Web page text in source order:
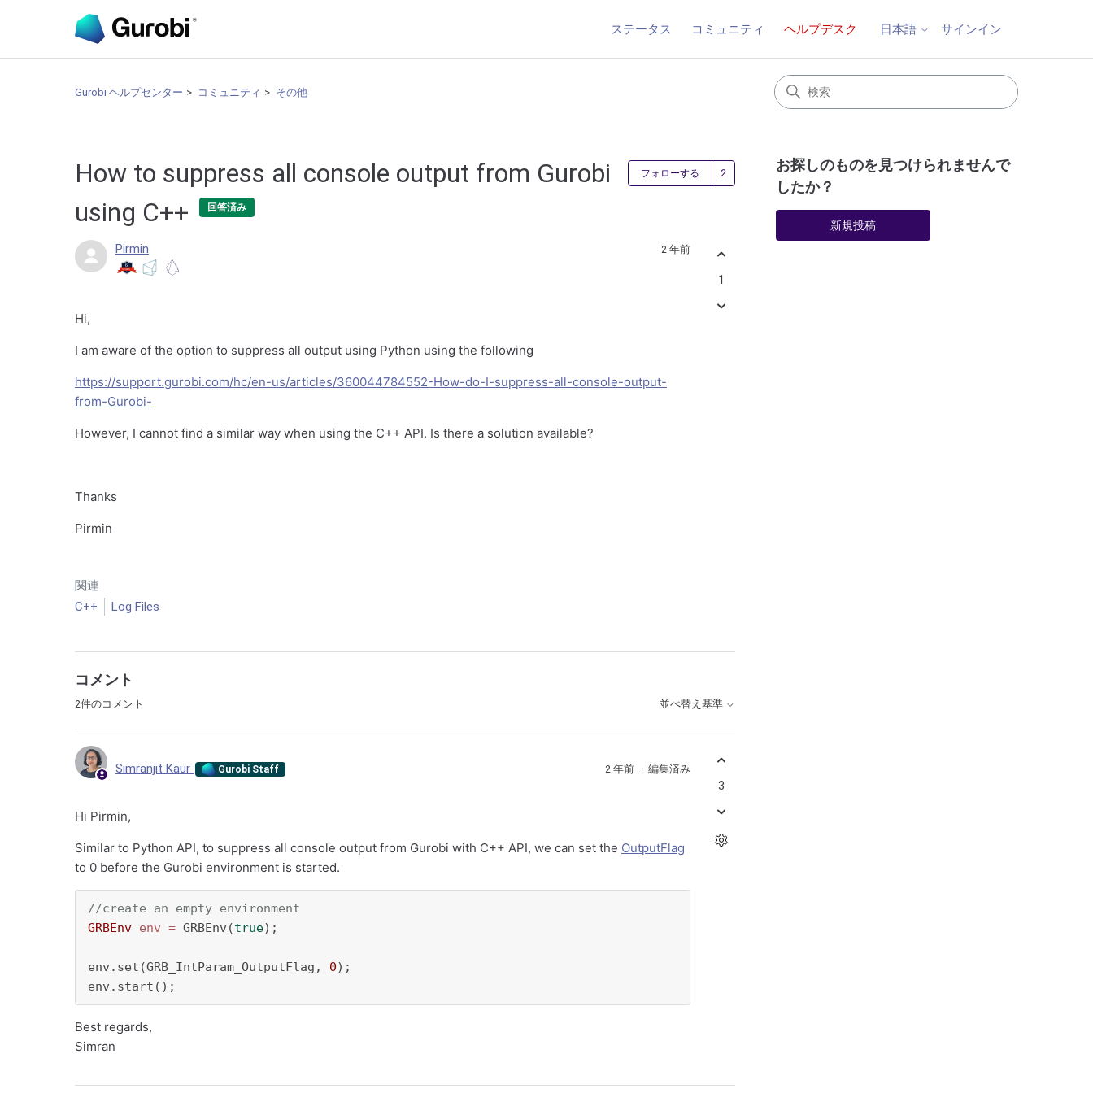
ステータス コミュニティ ヘルプデスク 日本語 サインイン
Gurobi ヘルプセンター コミュニティ その他
How to suppress all console output from Gurobi
using C++
回答済み
フォローする 2人がフォロー中
Pirmin 2 年前
Hi,
I am aware of the option to suppress all output using Python using the following
https://support.gurobi.com/hc/en-us/articles/360044784552-How-do-I-suppress-all-console-output-
from-Gurobi-
However, I cannot find a similar way when using the C++ API. Is there a solution available?
Thanks
Pirmin
関連
C++
Log Files
1
コメント
2件のコメント 並べ替え基準
Simranjit Kaur Gurobi Staff 2 年前 編集済み
Hi Pirmin,
Similar to Python API, to suppress all console output from Gurobi with C++ API, we can set the OutputFlag
to 0 before the Gurobi environment is started.
//create an empty environment
GRBEnv env = GRBEnv(true);
env.set(GRB_IntParam_OutputFlag, 0);
env.start();
Best regards,
Simran
3
お探しのものを見つけられませんで
したか？
新規投稿